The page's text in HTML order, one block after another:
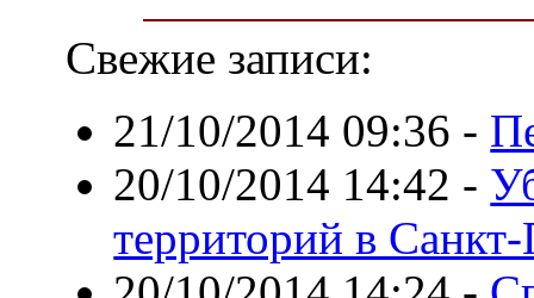
Свежие записи:
21/10/2014 09:36 -
20/10/2014 14:42 -
территорий в Санкт-